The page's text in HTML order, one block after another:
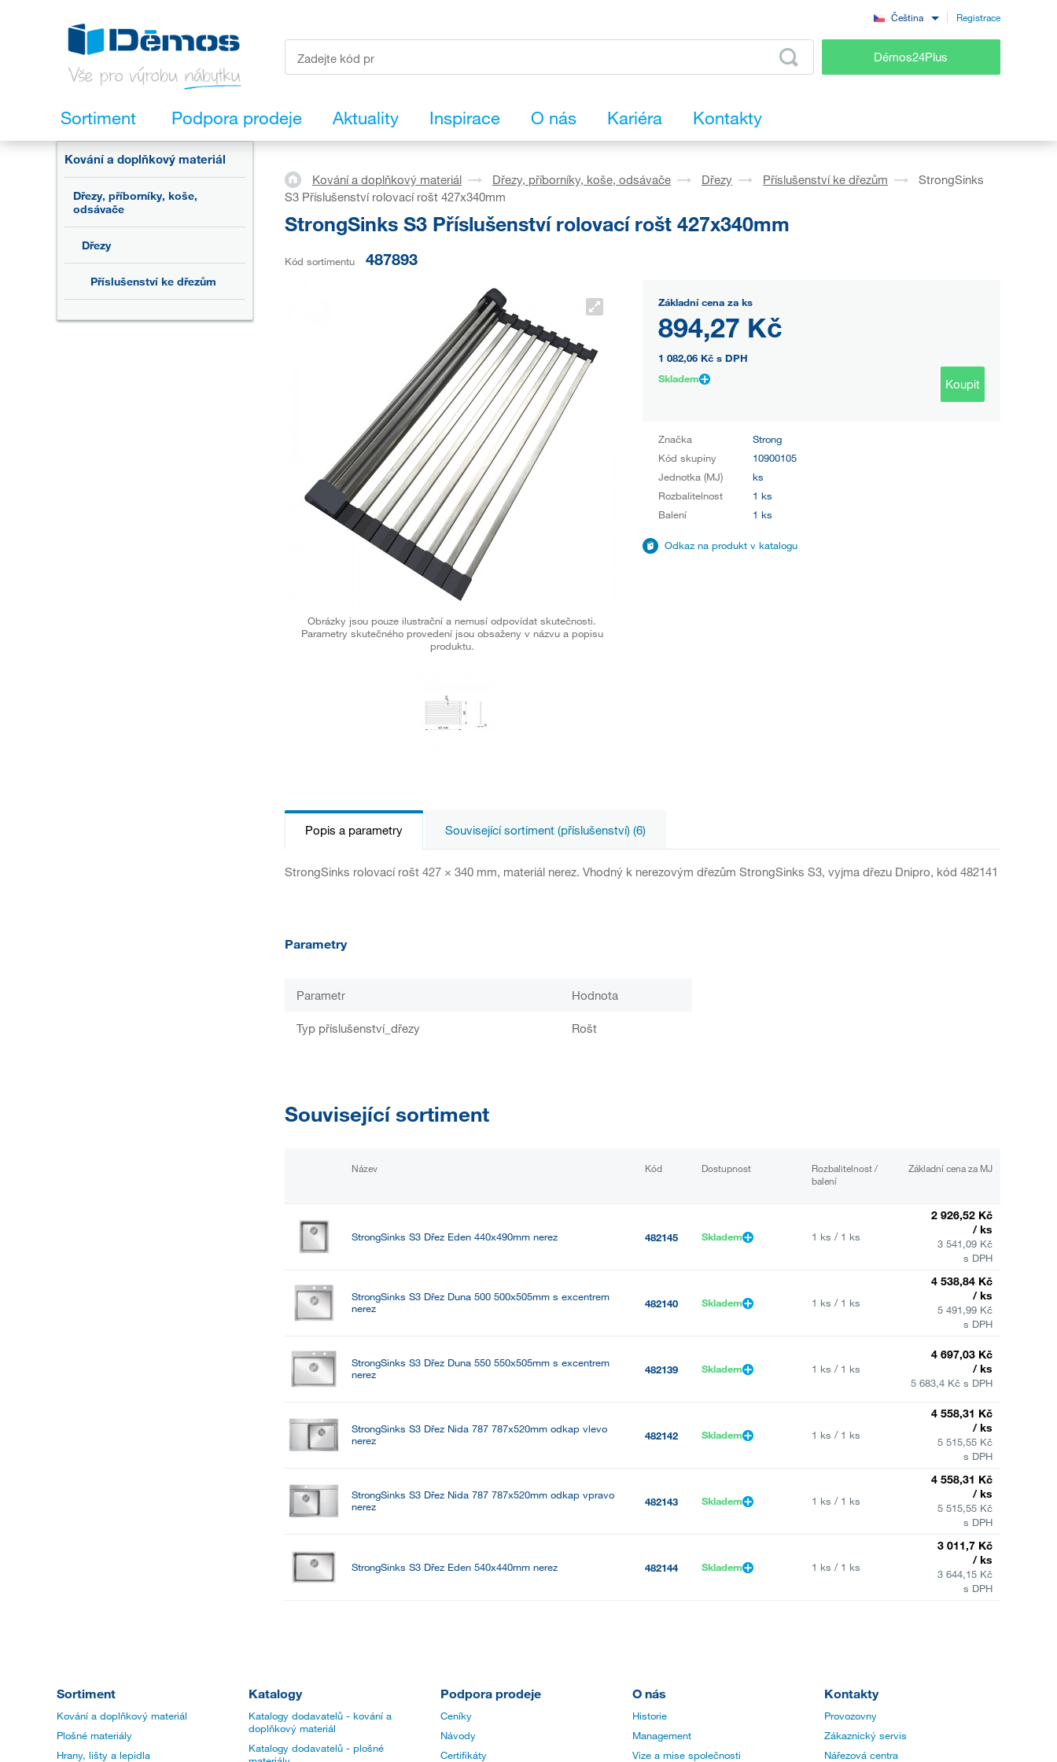
Čeština Registrace
Démos24Plus
Sortiment Podpora prodeje Aktuality Inspirace O nás Kariéra Kontakty
Kování a doplňkový materiál
Dřezy, příborníky, koše,
odsávače
Dřezy
Příslušenství ke dřezům
Kování a doplňkový materiál Dřezy, příborníky, koše, odsávače Dřezy Příslušenství ke dřezům
StrongSinks
S3 Příslušenství rolovací rošt 427x340mm
StrongSinks S3 Příslušenství rolovací rošt 427x340mm
Kód sortimentu 487893
Obrázky jsou pouze ilustrační a nemusí odpovídat skutečnosti.
Parametry skutečného provedení jsou obsaženy v názvu a popisu
produktu.
Základní cena za ks
894,27 Kč
1 082,06 Kč s DPH
Skladem
Koupit
Značka
Strong
Kód skupiny
10900105
Jednotka (MJ)
ks
Rozbalitelnost
1 ks
Balení
1 ks
Odkaz na produkt v katalogu
Popis a parametry Související sortiment (příslušenství) (6)
StrongSinks rolovací rošt 427 × 340 mm, materiál nerez. Vhodný k nerezovým dřezům StrongSinks S3, vyjma dřezu Dnipro, kód 482141
Parametry
Parametr Hodnota
Typ příslušenství_dřezy Rošt
Související sortiment
Název Kód Dostupnost
Rozbalitelnost /
balení
Základní cena za MJ
StrongSinks S3 Dřez Eden 440x490mm nerez 482145 Skladem 1 ks / 1 ks
2 926,52 Kč
/ ks
3 541,09 Kč
s DPH
StrongSinks S3 Dřez Duna 500 500x505mm s excentrem
nerez
482140 Skladem 1 ks / 1 ks
4 538,84 Kč
/ ks
5 491,99 Kč
s DPH
StrongSinks S3 Dřez Duna 550 550x505mm s excentrem
nerez
482139 Skladem 1 ks / 1 ks
4 697,03 Kč
/ ks
5 683,4 Kč s DPH
StrongSinks S3 Dřez Nida 787 787x520mm odkap vlevo
nerez
482142 Skladem 1 ks / 1 ks
4 558,31 Kč
/ ks
5 515,55 Kč
s DPH
StrongSinks S3 Dřez Nida 787 787x520mm odkap vpravo
nerez
482143 Skladem 1 ks / 1 ks
4 558,31 Kč
/ ks
5 515,55 Kč
s DPH
StrongSinks S3 Dřez Eden 540x440mm nerez 482144 Skladem 1 ks / 1 ks
3 011,7 Kč
/ ks
3 644,15 Kč
s DPH
Sortiment
Kování a doplňkový materiál
Plošné materiály
Hrany, lišty a lepidla
Katalogy
Katalogy dodavatelů - kování a
doplňkový materiál
Katalogy dodavatelů - plošné
Podpora prodeje
Ceníky
Návody
Certifikáty
O nás
Historie
Management
Vize a mise společnosti
Kontakty
Provozovny
Zákaznický servis
Nářezová centra